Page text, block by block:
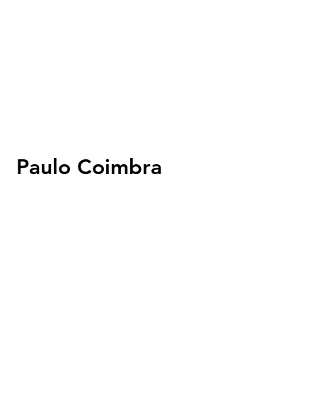
Paulo Coimbra